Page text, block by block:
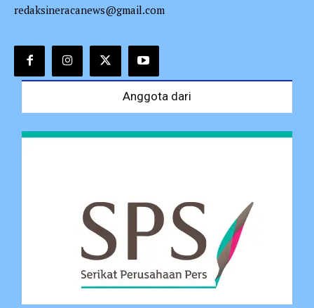
redaksineracanews@gmail.com
Anggota dari